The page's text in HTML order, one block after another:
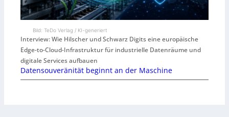
Bild: TeDo Verlag / KI-generiert
Interview: Wie Hilscher und Schwarz Digits eine europäische
Edge-to-Cloud-Infrastruktur für industrielle Datenräume und
digitale Services aufbauen
Datensouveränität beginnt an der Maschine